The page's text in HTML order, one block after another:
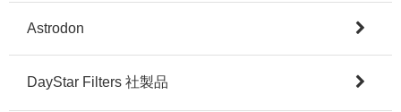
Astrodon
DayStar Filters 社製品